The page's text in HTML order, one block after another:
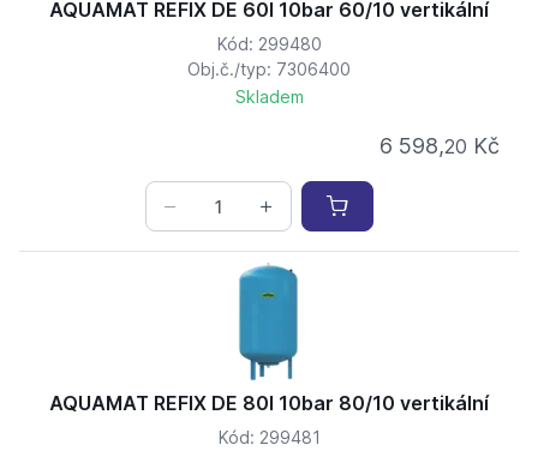
AQUAMAT REFIX DE 60l 10bar 60/10 vertikální
Kód: 299480
Obj.č./typ: 7306400
Skladem
6 598,20 Kč
AQUAMAT REFIX DE 80l 10bar 80/10 vertikální
Kód: 299481